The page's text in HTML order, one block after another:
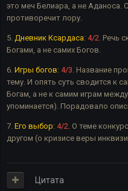
это меч Белиара, а не Аданоса.
противоречит лору.
5. Дневник Ксардаса: 4/2 . Речь
Богами, а не самих Богов.
6. Игры богов: 4/3 . Название
тему. И опять суть сводится к
Богам, а не к самим играм
упоминается). Порадовало
7. Его выбор: 4/2 . О теме
другом (о кризисе веры
Цитата